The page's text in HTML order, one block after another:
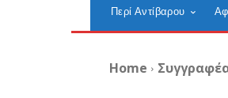
Περί Αντίβαρου
Home